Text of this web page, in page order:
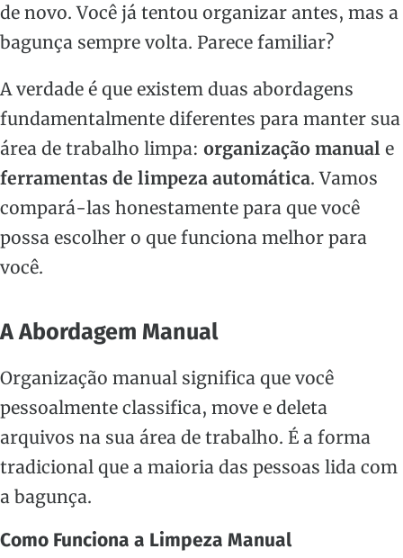
de novo. Você já tentou organizar antes, mas a
bagunça sempre volta. Parece familiar?
A verdade é que existem duas abordagens
fundamentalmente diferentes para manter sua
área de trabalho limpa: organização manual e
ferramentas de limpeza automática. Vamos
compará-las honestamente para que você
possa escolher o que funciona melhor para
você.
A Abordagem Manual
Organização manual significa que você
pessoalmente classifica, move e deleta
arquivos na sua área de trabalho. É a forma
tradicional que a maioria das pessoas lida com
a bagunça.
Como Funciona a Limpeza Manual